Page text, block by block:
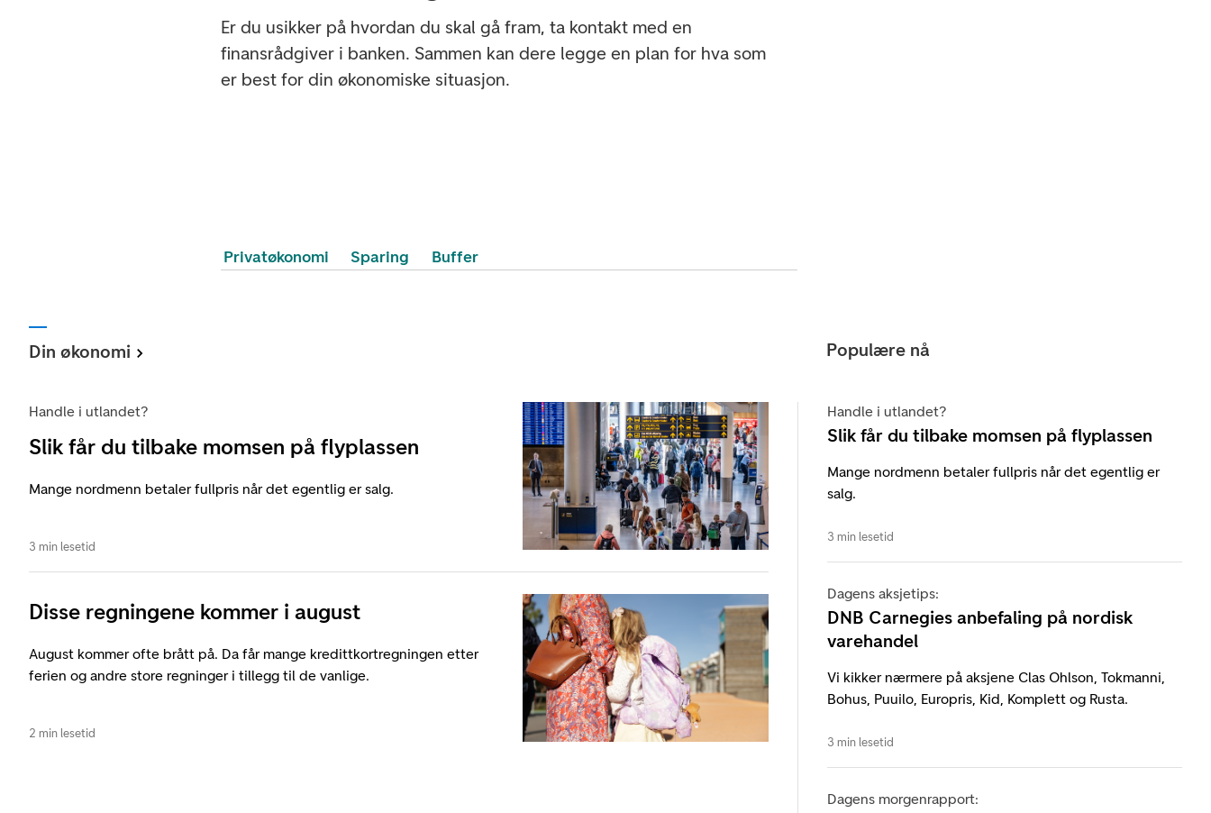
Er du usikker på hvordan du skal gå fram, ta kontakt med en
finansrådgiver i banken. Sammen kan dere legge en plan for hva som
er best for din økonomiske situasjon.
Privatøkonomi Sparing Buffer
Din økonomi
Handle i utlandet?
Slik får du tilbake momsen på flyplassen
Mange nordmenn betaler fullpris når det egentlig er salg.
3 min lesetid
Disse regningene kommer i august
August kommer ofte brått på. Da får mange kredittkortregningen etter
ferien og andre store regninger i tillegg til de vanlige.
2 min lesetid
Populære nå
Handle i utlandet?
Slik får du tilbake momsen på flyplassen
Mange nordmenn betaler fullpris når det egentlig er
salg.
3 min lesetid
Dagens aksjetips:
DNB Carnegies anbefaling på nordisk
varehandel
Vi kikker nærmere på aksjene Clas Ohlson, Tokmanni,
Bohus, Puuilo, Europris, Kid, Komplett og Rusta.
3 min lesetid
Dagens morgenrapport: